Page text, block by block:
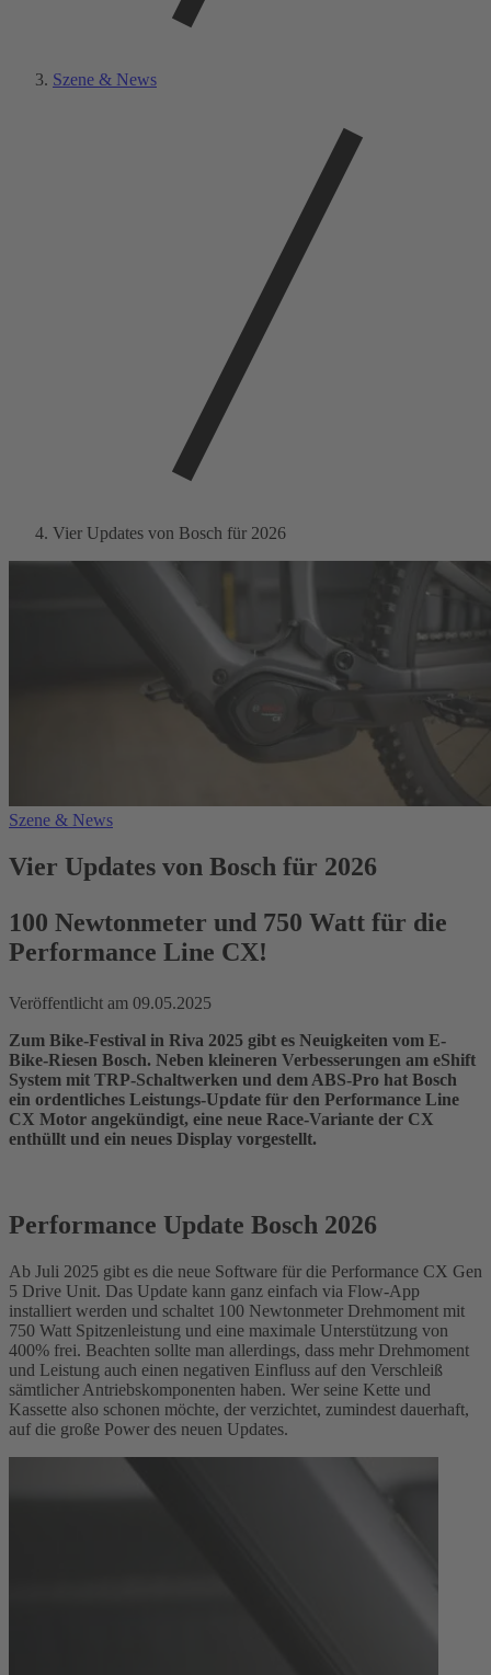
Szene & News
Vier Updates von Bosch für 2026
Szene & News
Vier Updates von Bosch für 2026
100 Newtonmeter und 750 Watt für die
Performance Line CX!
Veröffentlicht am 09.05.2025
Zum Bike-Festival in Riva 2025 gibt es Neuigkeiten vom E-
Bike-Riesen Bosch. Neben kleineren Verbesserungen am eShift
System mit TRP-Schaltwerken und dem ABS-Pro hat Bosch
ein ordentliches Leistungs-Update für den Performance Line
CX Motor angekündigt, eine neue Race-Variante der CX
enthüllt und ein neues Display vorgestellt.
Performance Update Bosch 2026
Ab Juli 2025 gibt es die neue Software für die Performance CX Gen
5 Drive Unit. Das Update kann ganz einfach via Flow-App
installiert werden und schaltet 100 Newtonmeter Drehmoment mit
750 Watt Spitzenleistung und eine maximale Unterstützung von
400% frei. Beachten sollte man allerdings, dass mehr Drehmoment
und Leistung auch einen negativen Einfluss auf den Verschleiß
sämtlicher Antriebskomponenten haben. Wer seine Kette und
Kassette also schonen möchte, der verzichtet, zumindest dauerhaft,
auf die große Power des neuen Updates.